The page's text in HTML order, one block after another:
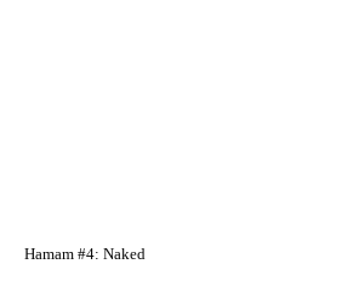
Hamam #4: Naked